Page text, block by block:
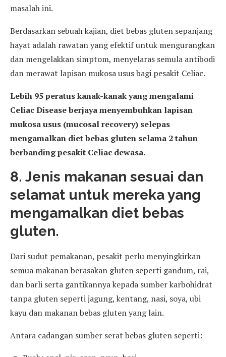
masalah ini.
Berdasarkan sebuah kajian, diet bebas gluten sepanjang
hayat adalah rawatan yang efektif untuk mengurangkan
dan mengelakkan simptom, menyelaras semula antibodi
dan merawat lapisan mukosa usus bagi pesakit Celiac.
Lebih 95 peratus kanak-kanak yang mengalami
Celiac Disease berjaya menyembuhkan lapisan
mukosa usus (mucosal recovery) selepas
mengamalkan diet bebas gluten selama 2 tahun
berbanding pesakit Celiac dewasa.
8. Jenis makanan sesuai dan
selamat untuk mereka yang
mengamalkan diet bebas
gluten.
Dari sudut pemakanan, pesakit perlu menyingkirkan
semua makanan berasakan gluten seperti gandum, rai,
dan barli serta gantikannya kepada sumber karbohidrat
tanpa gluten seperti jagung, kentang, nasi, soya, ubi
kayu dan makanan bebas gluten yang lain.
Antara cadangan sumber serat bebas gluten seperti: